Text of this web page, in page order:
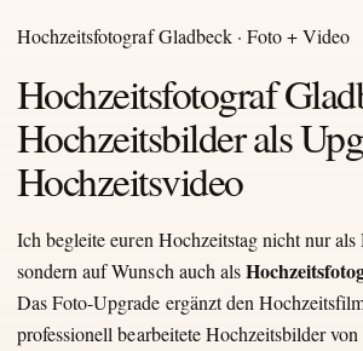
Hochzeitsfotograf Gladbeck · Foto + Video
Hochzeitsfotograf
Hochzeitsbilder als
Hochzeitsvideo
Ich begleite euren Hochzeitstag nicht nur
sondern auf Wunsch auch als
Das Foto-Upgrade ergänzt den
professionell bearbeitete Hochzeitsbilder